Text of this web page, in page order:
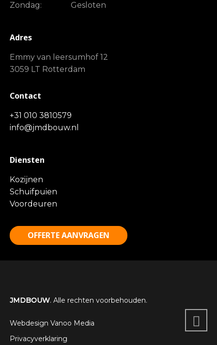
Zondag:
Gesloten
Adres
Emmy van leersumhof 12
3059 LT Rotterdam
Contact
+31 010 3810579
info@jmdbouw.nl
Diensten
Kozijnen
Schuifpuien
Voordeuren
OFFERTE AANVRAGEN
JMDBOUW. Alle rechten voorbehouden.
Webdesign Vanoo Media
Privacyverklaring